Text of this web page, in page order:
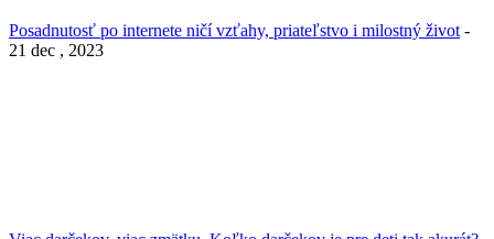
Posadnutosť po internete ničí vzťahy, priateľstvo i milostný život -
21 dec , 2023